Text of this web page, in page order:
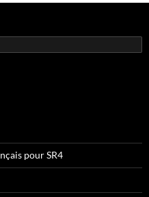
pour SR4